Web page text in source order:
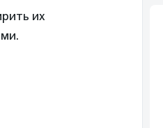
их